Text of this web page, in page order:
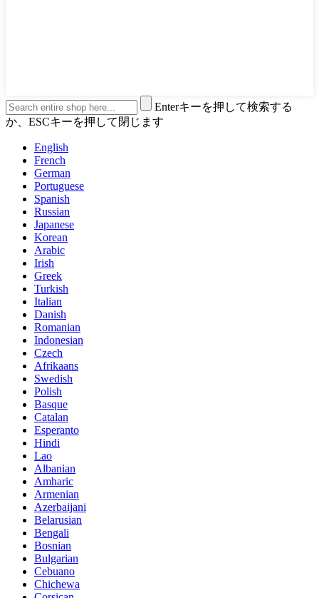
Enterキーを押して検索する
か、ESCキーを押して閉じます
English
French
German
Portuguese
Spanish
Russian
Japanese
Korean
Arabic
Irish
Greek
Turkish
Italian
Danish
Romanian
Indonesian
Czech
Afrikaans
Swedish
Polish
Basque
Catalan
Esperanto
Hindi
Lao
Albanian
Amharic
Armenian
Azerbaijani
Belarusian
Bengali
Bosnian
Bulgarian
Cebuano
Chichewa